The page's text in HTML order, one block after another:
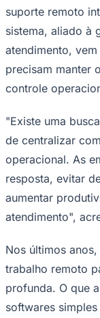
São Paulo
suporte remoto
sistema, aliado à
atendimento,
precisam manter
controle
"Existe uma
de centralizar
operacional. As
resposta, evitar
aumentar
atendimento",
Nos últimos
trabalho remoto
profunda. O que
softwares